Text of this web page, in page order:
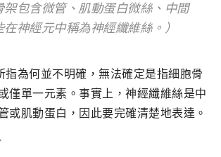
架包含微管、肌動蛋白微絲、中間
神經元中稱為神經纖維絲。）
為何並不明確，無法確定是指細胞骨
僅單一元素。事實上，神經纖維絲是中
或肌動蛋白，因此要完確清楚地表達。